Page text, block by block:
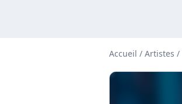
Accueil / Artistes /